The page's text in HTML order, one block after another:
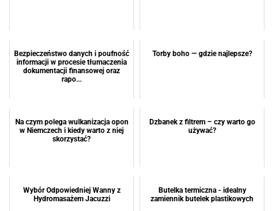
Bezpieczeństwo danych i poufność
informacji w procesie tłumaczenia
dokumentacji finansowej oraz
rapo...
Torby boho — gdzie najlepsze?
Na czym polega wulkanizacja opon
w Niemczech i kiedy warto z niej
skorzystać?
Dzbanek z filtrem – czy warto go
używać?
Wybór Odpowiedniej Wanny z
Hydromasażem Jacuzzi
Butelka termiczna - idealny
zamiennik butelek plastikowych